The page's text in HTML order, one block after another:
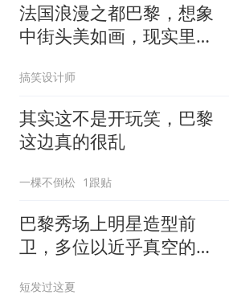
法国浪漫之都巴黎，想象
中街头美如画，现实里基
搞笑设计师
其实这不是开玩笑，巴黎
这边真的很乱
一棵不倒松 1跟贴
巴黎秀场上明星造型前
卫，多位以近乎真空的方
短发过这夏